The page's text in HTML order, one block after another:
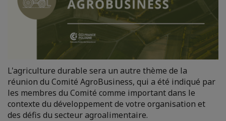
L'agriculture durable sera un autre thème de la
réunion du Comité AgroBusiness, qui a été indiqué par
les membres du Comité comme important dans le
contexte du développement de votre organisation et
des défis du secteur agroalimentaire.